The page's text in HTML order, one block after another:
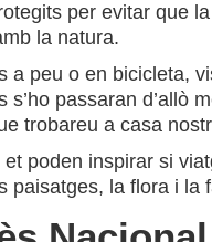
per evitar que
la natura.
a peu o en bicicleta,
passaran
trobareu a casa
poden inspirar si
paisatges, la flora i